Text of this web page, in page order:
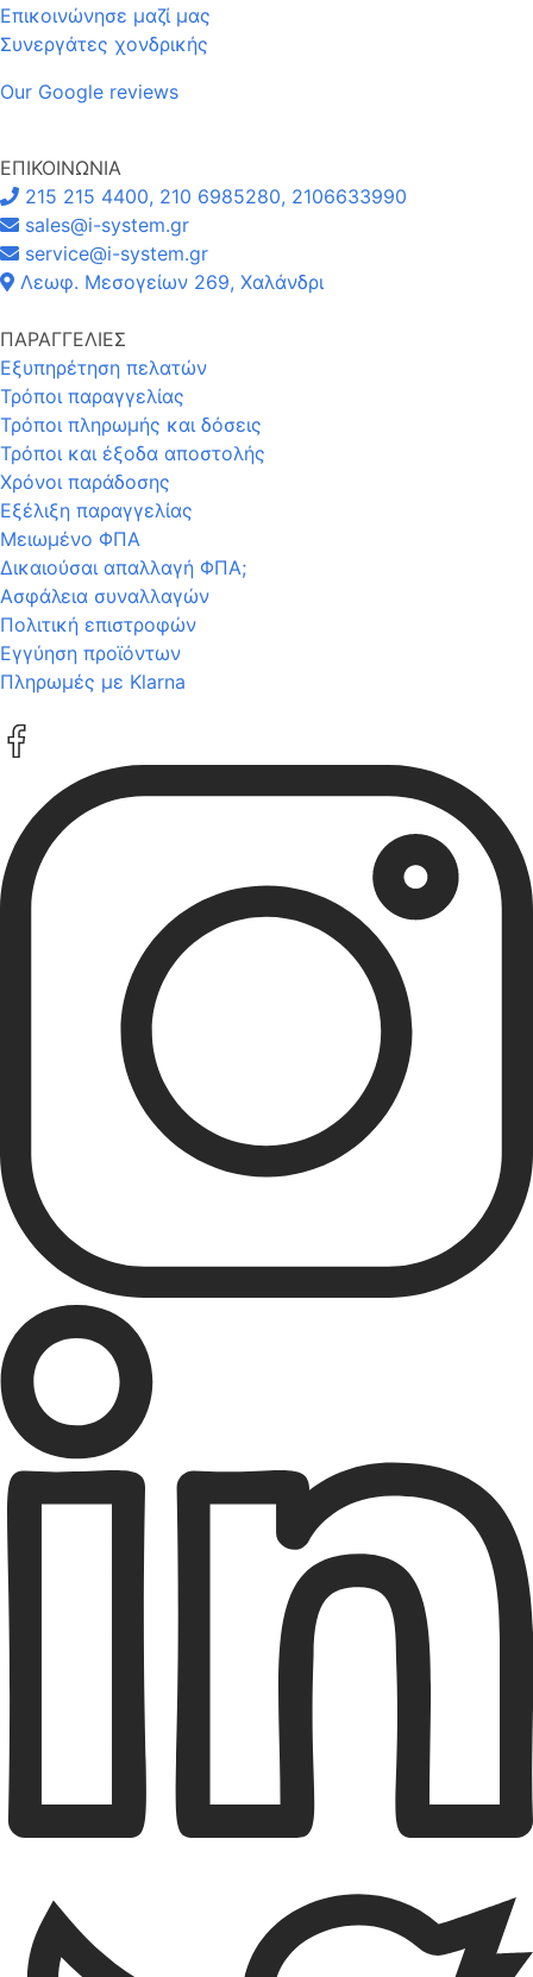
Επικοινώνησε μαζί μας
Συνεργάτες χονδρικής
Our Google reviews
ΕΠΙΚΟΙΝΩΝΙΑ
215 215 4400, 210 6985280, 2106633990
sales@i-system.gr
service@i-system.gr
Λεωφ. Μεσογείων 269, Χαλάνδρι
ΠΑΡΑΓΓΕΛΙΕΣ
Εξυπηρέτηση πελατών
Τρόποι παραγγελίας
Τρόποι πληρωμής και δόσεις
Τρόποι και έξοδα αποστολής
Χρόνοι παράδοσης
Εξέλιξη παραγγελίας
Μειωμένο ΦΠΑ
Δικαιούσαι απαλλαγή ΦΠΑ;
Ασφάλεια συναλλαγών
Πολιτική επιστροφών
Εγγύηση προϊόντων
Πληρωμές με Klarna